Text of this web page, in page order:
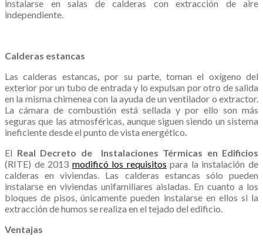
instalarse en salas de calderas con extracción de aire
independiente.
Calderas estancas
Las calderas estancas,por su parte, toman el oxígeno del
exterior por un tubo de entrada y lo expulsan por otro de salida
en la misma chimenea con la ayuda de un ventilador o extractor.
La cámara de combustión está sellada y por ello son más
seguras que las atmosféricas, aunque siguen siendo un sistema
ineficiente desde el punto de vista energético.
El Real Decreto de Instalaciones Térmicas en Edificios
(RITE) de 2013 modificó los requisitos para la instalación de
calderas en viviendas. Las calderas estancas sólo pueden
instalarse en viviendas unifamiliares aisladas. En cuanto a los
bloques de pisos, únicamente pueden instalarse en ellos si la
extracción de humos se realiza en el tejado del edificio.
Ventajas